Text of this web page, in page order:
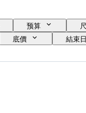
预算
底價
結束